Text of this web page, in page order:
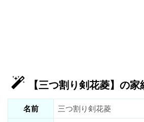
【三つ割り剣花菱】の家
名前
三つ割り剣花菱